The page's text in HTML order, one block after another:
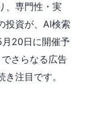
、専門性・実
投資が、AI検索
20日に開催予
さらなる広告
注目です。